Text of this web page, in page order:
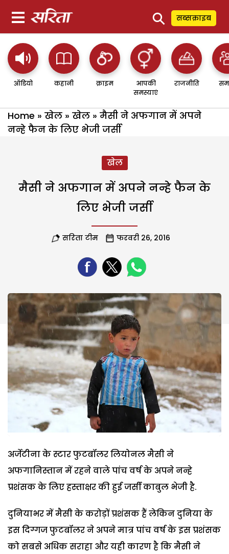
⚲ सब्सक्राइब
ऑडियो कहानी क्राइम
आपकी
समस्याएं
राजनीति
Home » खेल » खेल » मैसी ने अफगान में अपने
नन्हे फैन के लिए भेजी जर्सी
खेल
मैसी ने अफगान में अपने नन्हे फैन के
लिए भेजी जर्सी
सरिता टीम फरवरी 26, 2016
अर्जेटीना के स्टार फुटबॉलर लियोनल मैसी ने
अफगानिस्तान में रहने वाले पांच वर्ष के अपने नन्हे
प्रशंसक के लिए हस्ताक्षर की हुई जर्सी काबुल भेजी है.
दुनियाभर में मैसी के करोड़ों प्रशंसक हैं लेकिन दुनिया के
इस दिग्गज फुटबॉलर ने अपने मात्र पांच वर्ष के इस प्रशंसक
को सबसे अधिक सराहा और यही कारण है कि मैसी ने